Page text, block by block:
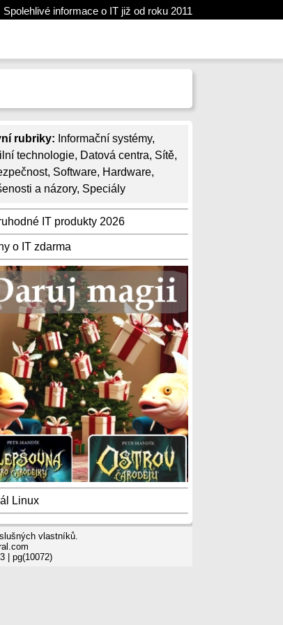
Spolehlivé informace o IT již od roku 2011
rubriky: Informační systémy,
technologie, Datová centra, Sítě,
, Software, Hardware,
a názory, Speciály
IT produkty 2026
o IT zdarma
Linux
vlastníků.
| pg(10072)